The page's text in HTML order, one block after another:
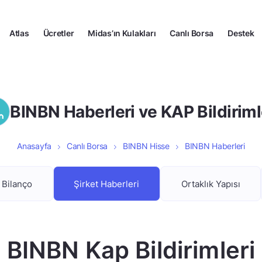
Atlas Ücretler Midas’ın Kulakları Canlı Borsa Destek
BINBN Haberleri ve KAP
Anasayfa Canlı Borsa BINBN Hisse BINBN Haberleri
Bilanço Şirket Haberleri Ortaklık Yapısı
BINBN Kap Bildirimleri